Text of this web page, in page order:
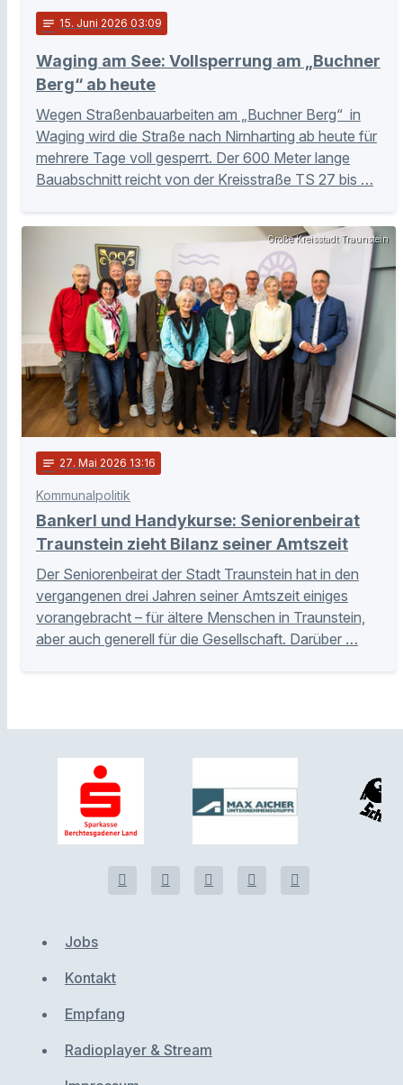
notes 15. Juni 2026 03:09
Waging am See: Vollsperrung am „Buchner
Berg“ ab heute
Wegen Straßenbauarbeiten am „Buchner Berg“ in
Waging wird die Straße nach Nirnharting ab heute für
mehrere Tage voll gesperrt. Der 600 Meter lange
Bauabschnitt reicht von der Kreisstraße TS 27 bis …
Große Kreisstadt Traunstein
notes 27. Mai 2026 13:16
Kommunalpolitik
Bankerl und Handykurse: Seniorenbeirat
Traunstein zieht Bilanz seiner Amtszeit
Der Seniorenbeirat der Stadt Traunstein hat in den
vergangenen drei Jahren seiner Amtszeit einiges
vorangebracht – für ältere Menschen in Traunstein,
aber auch generell für die Gesellschaft. Darüber …
Jobs
Kontakt
Empfang
Radioplayer & Stream